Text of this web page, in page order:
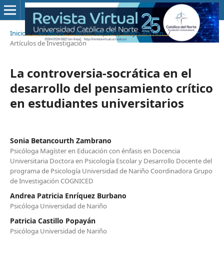
Inicio / Archivos / Núm. 39 (2013): Mayo-Agosto /
Artículos de Investigación
La controversia-socrática en el
desarrollo del pensamiento crítico
en estudiantes universitarios
Sonia Betancourth Zambrano
Psicóloga Magíster en Educación con énfasis en Docencia
Universitaria Doctora en Psicología Escolar y Desarrollo Docente del
programa de Psicología Universidad de Nariño Coordinadora Grupo
de Investigación COGNICED
Andrea Patricia Enríquez Burbano
Psicóloga Universidad de Nariño
Patricia Castillo Popayán
Psicóloga Universidad de Nariño